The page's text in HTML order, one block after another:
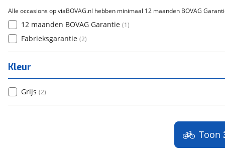
Alle occasions op viaBOVAG.nl hebben minimaal 12 maanden BOVAG
12 maanden BOVAG Garantie (1)
Fabrieksgarantie (2)
Kleur
Grijs (2)
Toon